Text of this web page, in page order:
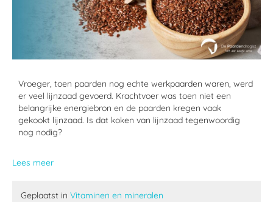
Vroeger, toen paarden nog echte werkpaarden waren, werd
er veel lijnzaad gevoerd. Krachtvoer was toen niet een
belangrijke energiebron en de paarden kregen vaak
gekookt lijnzaad. Is dat koken van lijnzaad tegenwoordig
nog nodig?
Lees meer
Geplaatst in Vitaminen en mineralen